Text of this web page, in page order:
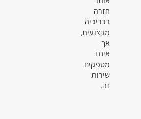
חזרה
בכריכיה
מקצועית,
אך
איננו
מספקים
שירות
זה.